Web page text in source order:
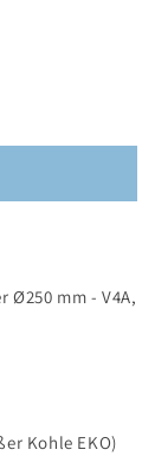
Ø250 mm - V4A,
Kohle EKO)